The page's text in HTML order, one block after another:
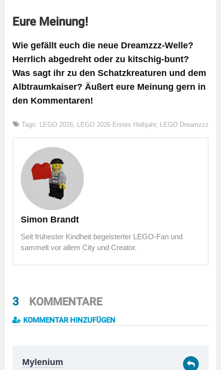
Eure Meinung!
Wie gefällt euch die neue Dreamzzz-Welle?
Herrlich abgedreht oder zu kitschig-bunt?
Was sagt ihr zu den Schatzkreaturen und dem
Albtraumkaiser? Äußert eure Meinung gern in
den Kommentaren!
Tags: LEGO 2026, LEGO 2026 Erstes Halbjahr, LEGO Dreamzzz
Simon Brandt
Seit frühester Kindheit begeisterter LEGO-Fan und
sammelt vor allem City und Creator.
3 KOMMENTARE
KOMMENTAR HINZUFÜGEN
Mylenium